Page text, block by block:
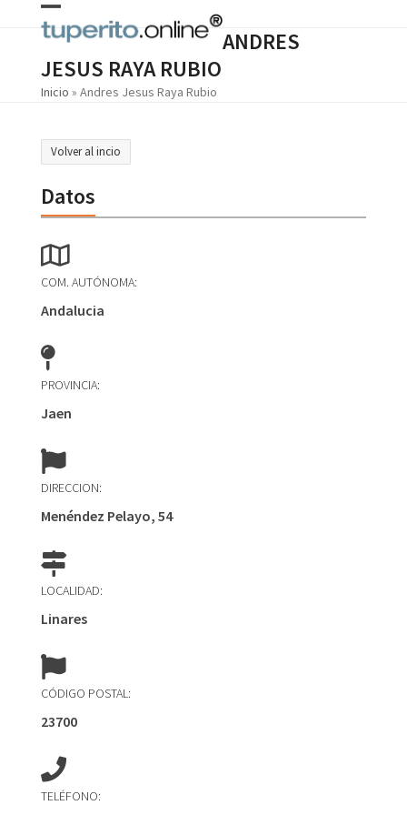
Open
mobile
menu
Close
mobile
menu
ANDRES
JESUS RAYA RUBIO
Inicio » Andres Jesus Raya Rubio
Volver al incio
Datos
COM. AUTÓNOMA:
Andalucia
PROVINCIA:
Jaen
DIRECCION:
Menéndez Pelayo, 54
LOCALIDAD:
Linares
CÓDIGO POSTAL:
23700
TELÉFONO: